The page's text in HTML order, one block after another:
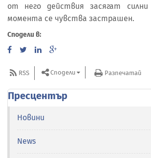
от него действия засягат
момента се чувства застрашен.
Сподели в:
RSS Сподели Разпечатай
Пресцентър
Новини
News